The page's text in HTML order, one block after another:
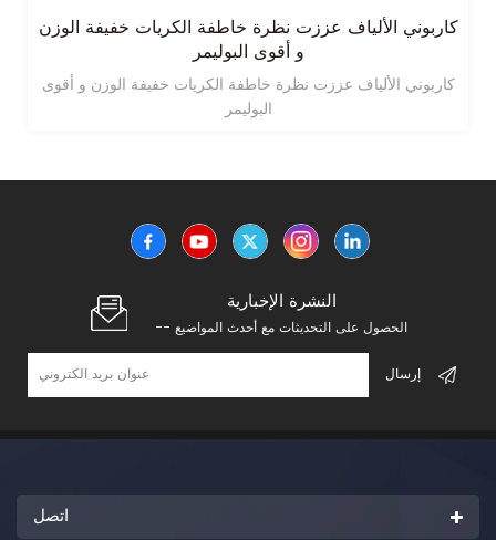
كاربوني الألياف عززت نظرة خاطفة الكريات خفيفة الوزن
و أقوى البوليمر
كاربوني الألياف عززت نظرة خاطفة الكريات خفيفة الوزن و أقوى
البوليمر
النشرة الإخبارية
-- الحصول على التحديثات مع أحدث المواضيع
اتصل